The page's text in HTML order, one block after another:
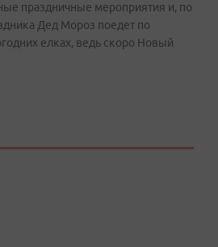
праздничные мероприятия и, по
Дед Мороз поедет по
елках, ведь скоро Новый